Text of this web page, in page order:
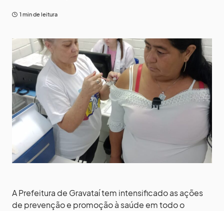
1 min de leitura
A Prefeitura de Gravataí tem intensificado as ações
de prevenção e promoção à saúde em todo o